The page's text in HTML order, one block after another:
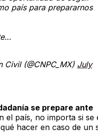
país para prepararnos
(@CNPC_MX) July
se prepare ante
el país, no importa si se
hacer en caso de un